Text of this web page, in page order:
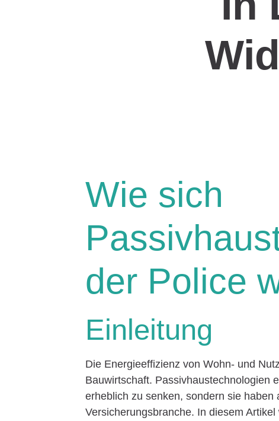
Wie sich
der Police
Einleitung
Die Energieeffizienz von Wohn- und
Bauwirtschaft. Passivhaustechnologien
erheblich zu senken, sondern sie
Versicherungsbranche. In diesem